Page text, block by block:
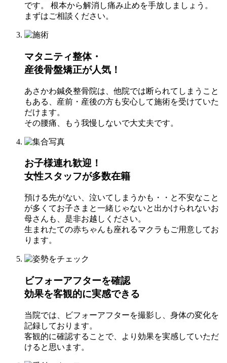
です。 根本から解消し痛み⽌めを⼿放しましょう。
まずはご相談ください。
マタニティ整体・
産後骨盤矯正が人気！
あさかわ鍼灸整⾻院は、他院では断られてしまうこと
もある、産前・産後の⽅も安⼼して施術を受けていた
だけます。
その腰痛、もう我慢しないで⼤丈夫です。
お子様連れ歓迎！
女性スタッフが多数在籍
預ける先がない、泣いてしまうかも・・と不安なこと
が多くてお⼦さまと⼀緒じゃないと出かけられないお
⺟さんも、是⾮お越しください。
⽣まれたての⾚ちゃんも座れるマクラもご⽤意してお
ります。
ビフォーアフターを確認
効果を客観的に実感できる
当院では、ビフォーアフターを撮影し、⾝体の変化を
記録しております。
客観的に確認することで、より効果を実感していただ
けると思います。